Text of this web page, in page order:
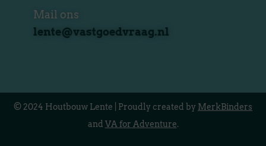
Mail ons
lente@vastgoedvraag.nl
© 2024 Houtbouw Lente | Proudly created by MerkBinders
and VA for Adventure.